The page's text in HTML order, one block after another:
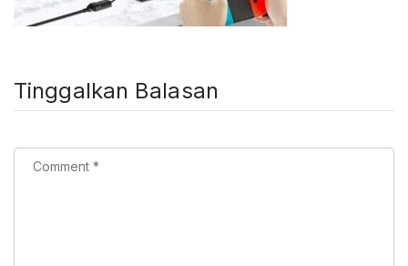
Tinggalkan Balasan